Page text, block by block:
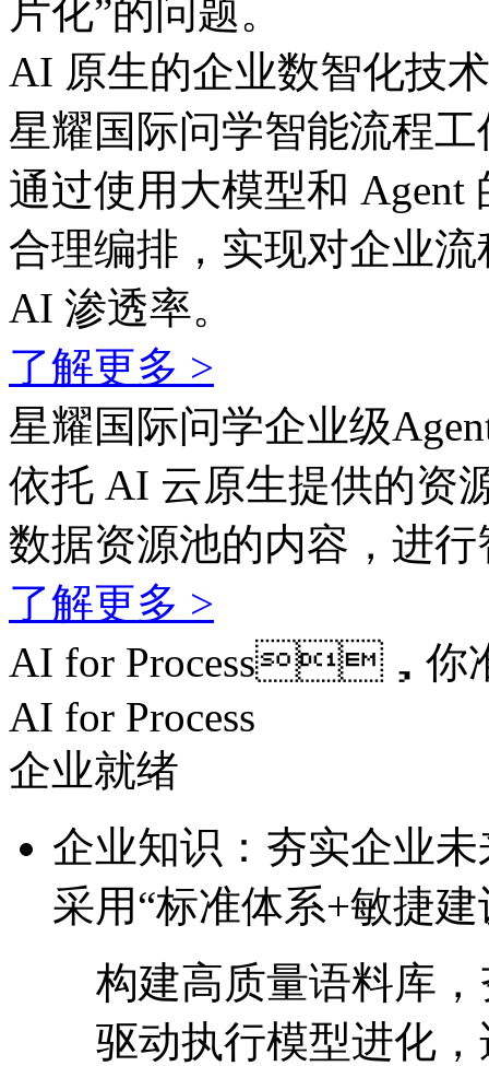
片化”的问题。
AI 原生的企业数智化技
星耀国际问学智能流程工
通过使用大模型和 Agent
合理编排，实现对企业
AI 渗透率。
了解更多 >
星耀国际问学企业级
依托 AI 云原生提供的资源
数据资源池的内容，
了解更多 >
AI for Process，你
AI for Process
企业就绪
企业知识：夯实企业
采用“标准体系+敏捷
构建高质量语料库
驱动执行模型进化